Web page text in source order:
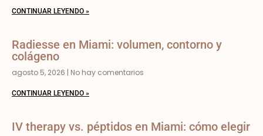
CONTINUAR LEYENDO »
Radiesse en Miami: volumen, contorno y
colágeno
agosto 5, 2026 No hay comentarios
CONTINUAR LEYENDO »
IV therapy vs. péptidos en Miami: cómo elegir